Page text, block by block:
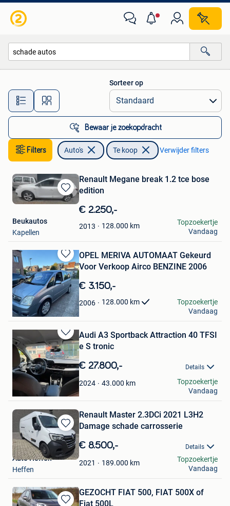
Alle afstanden…
Sorteer op
Bewaar je zoekopdracht
Filters Auto's Te koop Verwijder filters
Bewaren
in
Favorieten
Renault Megane break 1.2 tce bose
edition
€ 2.250,-
2013 128.000 km
Beukautos
Kapellen
Topzoekertje
Vandaag
Bewaren
in
Mijn
Favorieten
OPEL MERIVA AUTOMAAT Gekeurd
Voor Verkoop Airco BENZINE 2006
€ 3.150,-
2006 128.000 km
Robik
Kortrijk
Topzoekertje
Vandaag
Bewaren
in
Mijn
Favorieten
Audi A3 Sportback Attraction 40 TFSI
e S tronic
€ 27.800,- Details
2024 43.000 km
Mo
Schilde
Topzoekertje
Vandaag
Bewaren
in
Mijn
Favorieten
Renault Master 2.3DCi 2021 L3H2
Damage schade carrosserie
€ 8.500,- Details
2021 189.000 km
Auto Heffen
Heffen
Topzoekertje
Vandaag
GEZOCHT FIAT 500, FIAT 500X of
Fiat 500L